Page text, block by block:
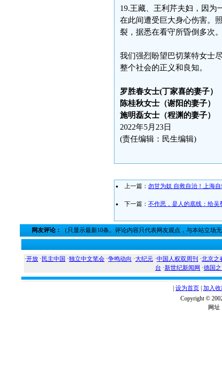
19.王藏、王利芹夫妇，因为
在此间遭受巨大身心伤害。
裂，据悉在看守所昏倒多次
我们强烈盼望巴切莱特女士
整个社会的正义和良知。
罗胜春女士(丁家喜的妻子）
陈桂秋女士（谢阳的妻子）
施明磊女士（程渊的妻子）
2022年5月23日
(责任编辑：民生编辑)
上一篇： 勿甘为奴 自救自治！上海
下一篇： 不作恶，是人的底线：给吴
网友评论： （只显示最新10条。评论内容只代表网友观点，与本站立场
·开放 · 民主中国 ·独立中文笔会 ·争鸣动向 ·大纪元 ·中国人权双周刊 ·北京之
台 ·新世纪新闻网 ·德国
设为首页 加入
Copyright ©
网址